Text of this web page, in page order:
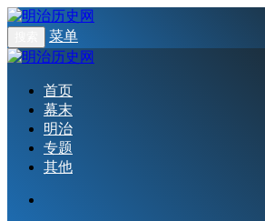
菜单
首页
幕末
明治
专题
其他